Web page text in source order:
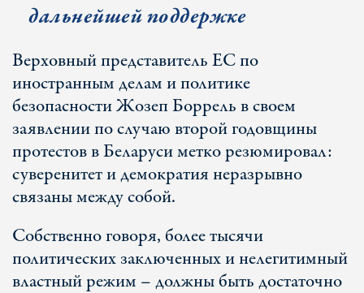
дальнейшей поддержке
Верховный представитель ЕС по
иностранным делам и политике
безопасности Жозеп Боррель в своем
заявлении по случаю второй годовщины
протестов в Беларуси метко резюмировал:
суверенитет и демократия неразрывно
связаны между собой.
Собственно говоря, более тысячи
политических заключенных и нелегитимный
властный режим – должны быть достаточно